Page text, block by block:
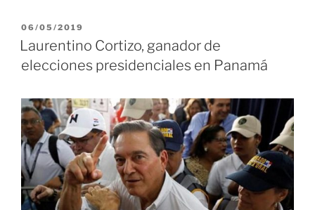
PUBLICADO
EL
06/05/2019
Laurentino Cortizo, ganador de
elecciones presidenciales en Panamá